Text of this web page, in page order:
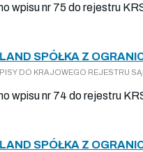
wpisu nr 75 do rejestru
SPÓŁKA Z
DO KRAJOWEGO REJESTRU
wpisu nr 74 do rejestru
SPÓŁKA Z